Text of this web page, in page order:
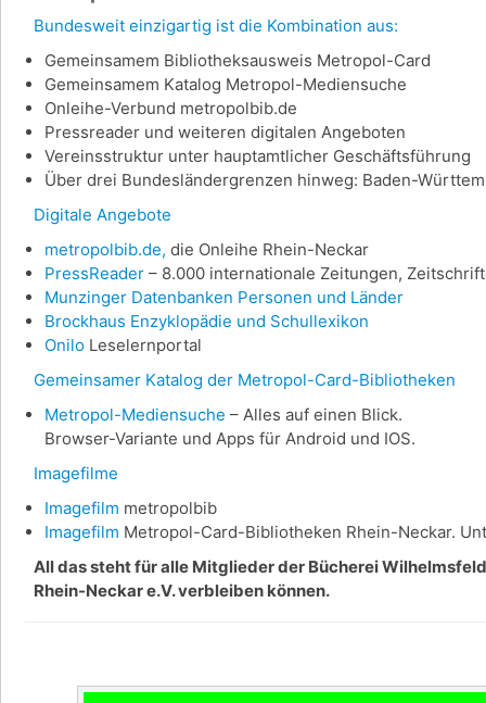
Bundesweit einzigartig ist die Kombination aus:
Gemeinsamem Bibliotheksausweis Metropol-Card
Gemeinsamem Katalog Metropol-Mediensuche
Onleihe-Verbund metropolbib.de
Pressreader und weiteren digitalen Angeboten
Vereinsstruktur unter hauptamtlicher Geschäftsführung
Über drei Bundesländergrenzen hinweg: Baden-
Digitale Angebote
metropolbib.de, die Onleihe Rhein-Neckar
PressReader – 8.000 internationale Zeitungen,
Munzinger Datenbanken Personen und Länder
Brockhaus Enzyklopädie und Schullexikon
Onilo Leselernportal
Gemeinsamer Katalog der Metropol-Card-Bibliotheken
Metropol-Mediensuche – Alles auf einen Blick.
Browser-Variante und Apps für Android und IOS.
Imagefilme
Imagefilm metropolbib
Imagefilm Metropol-Card-Bibliotheken Rhein-Neckar.
All das steht für alle Mitglieder der Bücherei
Rhein-Neckar e.V. verbleiben können.